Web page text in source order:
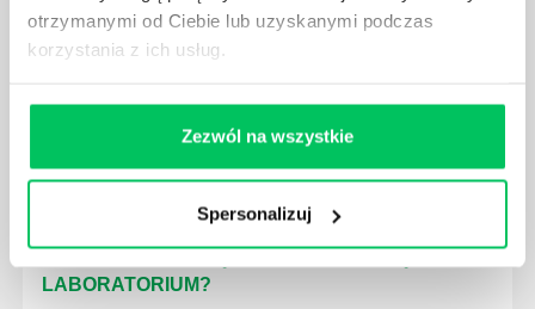
otrzymanymi od Ciebie lub uzyskanymi podczas
korzystania z ich usług.
Zezwól na wszystkie
Spersonalizuj
dziedziny gospodarki. Dzięki nim wszystkie firmy
będą zobowiązane przestrzegać zasad, których
LABORATORIUM?